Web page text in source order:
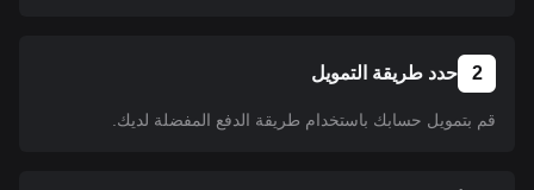
2 حدد طريقة التمويل
قم بتمويل حسابك باستخدام طريقة الدفع المفضلة لديك.